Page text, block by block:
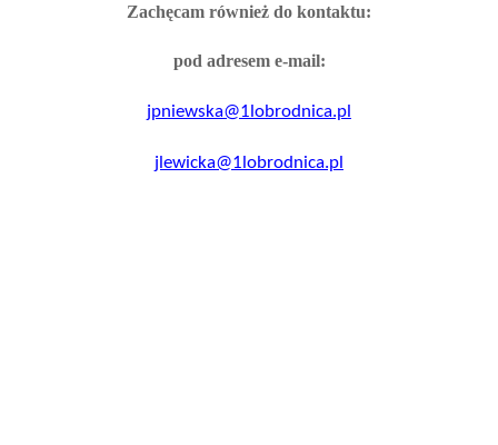
Zachęcam również do kontaktu:
pod adresem e-mail:
jpniewska@1lobrodnica.pl
jlewicka@1lobrodnica.pl